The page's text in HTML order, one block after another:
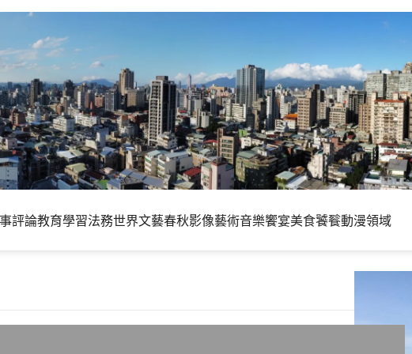
評論教育學習法務世界文藝春秋影像藝術音樂饗宴美食饕餮動漫領域